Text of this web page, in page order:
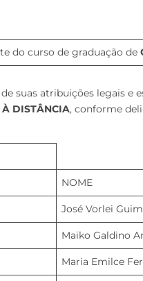
do curso de graduação de
de suas atribuições
DISTÂNCIA, conforme
NOME
José Vorlei
Maiko Galdino
Maria Emilce